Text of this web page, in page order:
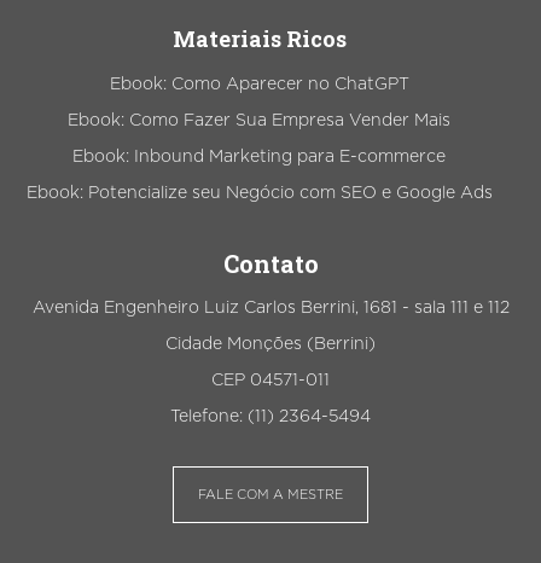
Materiais Ricos
Ebook: Como Aparecer no ChatGPT
Ebook: Como Fazer Sua Empresa Vender Mais
Ebook: Inbound Marketing para E-commerce
Ebook: Potencialize seu Negócio com SEO e Google Ads
Contato
Avenida Engenheiro Luiz Carlos Berrini, 1681 - sala 111 e 112
Cidade Monções (Berrini)
CEP 04571-011
Telefone: (11) 2364-5494
FALE COM A MESTRE